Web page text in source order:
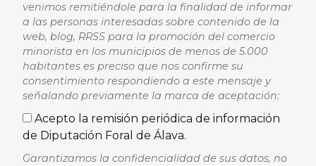
venimos remitiéndole para la finalidad de informar
a las personas interesadas sobre contenido de la
web, blog, RRSS para la promoción del comercio
minorista en los municipios de menos de 5.000
habitantes es preciso que nos confirme su
consentimiento respondiendo a este mensaje y
señalando previamente la marca de aceptación:
Acepto la remisión periódica de información
de Diputación Foral de Álava.
Garantizamos la confidencialidad de sus datos, no